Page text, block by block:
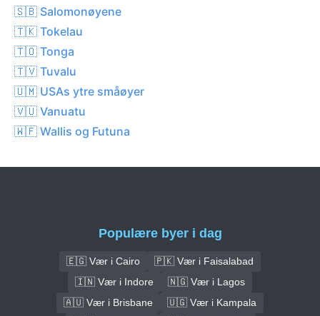
🇸🇧 Salomonøyene
🇹🇰 Tokelau
🇹🇴 Tonga
🇹🇻 Tuvalu
🇺🇲 USAs ytre småøyer
🇻🇺 Vanuatu
🇼🇫 Wallis og Futuna
Populære byer i dag
🇪🇬 Vær i Cairo
🇵🇰 Vær i Faisalabad
🇮🇳 Vær i Indore
🇳🇬 Vær i Lagos
🇦🇺 Vær i Brisbane
🇺🇬 Vær i Kampala